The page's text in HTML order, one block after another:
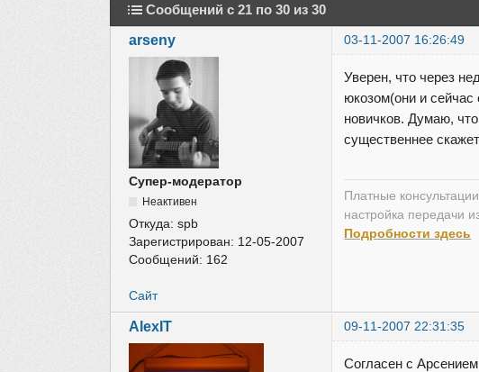
Сообщений с 21 по 30 из 30
arseny 03-11-2007 16:26:49
Супер-модератор
Неактивен
Откуда:spb
Зарегистрирован: 12-05-2007
Сообщений: 162
Уверен, что через
юкозом(они и
новичков. Думаю,
существеннее
Платные
настройка передачи
Подробности здесь
Сайт
AlexIT 09-11-2007 22:31:35
Согласен с